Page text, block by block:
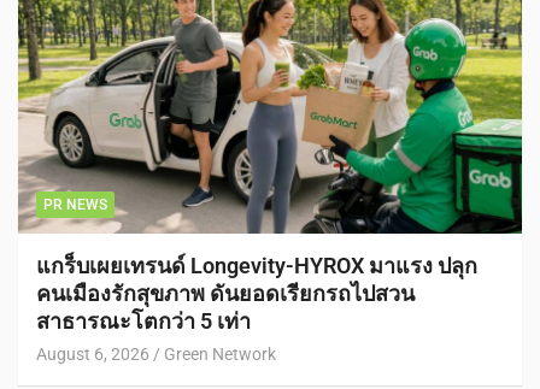
PR NEWS
แกร็บเผยเทรนด์ Longevity-HYROX มาแรง ปลุก
คนเมืองรักสุขภาพ ดันยอดเรียกรถไปสวน
สาธารณะโตกว่า 5 เท่า
August 6, 2026 Green Network